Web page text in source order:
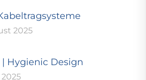
2025
| Hygienic Design
2025